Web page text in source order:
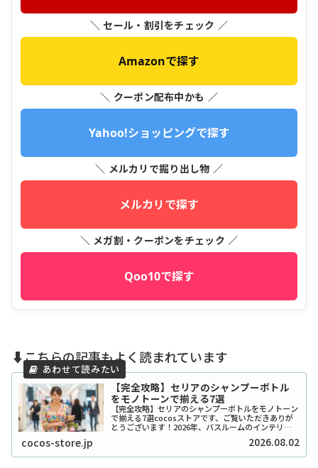
＼ セール・割引をチェック ／
Amazonで探す
＼ クーポン配布中かも ／
Yahoo!ショッピングで探す
＼ メルカリで掘り出し物 ／
メルカリで探す
＼ メガ割・クーポンをチェック ／
Qoo10で探す
⬇️こちらの記事もよく読まれています
【完全攻略】セリアのシャンプーボトル
をモノトーンで揃える7選
【完全攻略】セリアのシャンプーボトルをモノトーン
で揃える7選cocosストアです、ご覧いただきありが
とうございます！2026年、バスルームのインテリア
をワンランク上げたいと考えているあなたに、セリア
のシャンプーボトル（モノトーン）はまさに救...
cocos-store.jp 2026.08.02